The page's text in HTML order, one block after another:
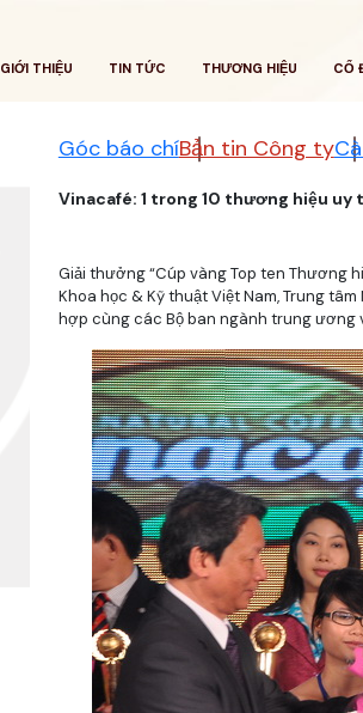
GIỚI THIỆU TIN TỨC THƯƠNG HIỆU CỔ
Góc báo chíBản tin Công ty
Vinacafé: 1 trong 10 thương hiệu uy
Giải thưởng “Cúp vàng Top ten Thương
Khoa học & Kỹ thuật Việt Nam, Trung
hợp cùng các Bộ ban ngành trung